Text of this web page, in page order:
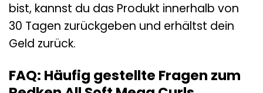
bist, kannst du das Produkt innerhalb von
30 Tagen zurückgeben und erhältst dein
Geld zurück.
FAQ: Häufig gestellte Fragen zum